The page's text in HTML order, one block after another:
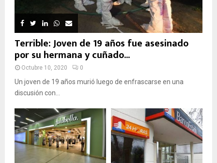
Terrible: Joven de 19 años fue asesinado
por su hermana y cuñado...
Octubre 10, 2020 0
Un joven de 19 años murió luego de enfrascarse en una
discusión con...